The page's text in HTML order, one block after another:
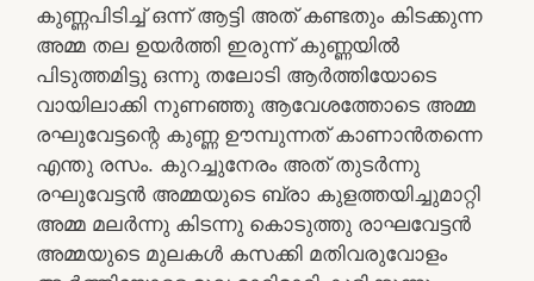
കുണ്ണപിടിച്ച് ഒന്ന് ആട്ടി അത് കണ്ടതും കിടക്കുന്ന
അമ്മ തല ഉയർത്തി ഇരുന്ന് കുണ്ണയിൽ
പിടുത്തമിട്ടു ഒന്നു തലോടി ആർത്തിയോടെ
വായിലാക്കി നുണഞ്ഞു ആവേശത്തോടെ അമ്മ
രഘുവേട്ടന്റെ കുണ്ണ ഊമ്പുന്നത് കാണാൻതന്നെ
എന്തു രസം. കുറച്ചുനേരം അത് തുടർന്നു
രഘുവേട്ടൻ അമ്മയുടെ ബ്രാ കുളത്തയിച്ചുമാറ്റി
അമ്മ മലർന്നു കിടന്നു കൊടുത്തു രാഘവേട്ടൻ
അമ്മയുടെ മുലകൾ കസക്കി മതിവരുവോളം